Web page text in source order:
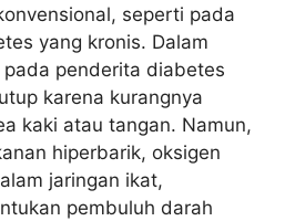
seperti pada
yang kronis. Dalam
penderita diabetes
karena kurangnya
kaki atau tangan. Namun,
hiperbarik, oksigen
jaringan ikat,
pembuluh darah